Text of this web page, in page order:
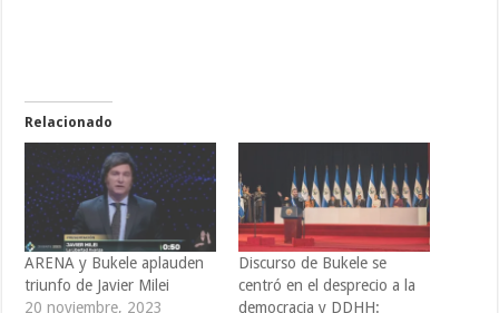
Relacionado
ARENA y Bukele aplauden
triunfo de Javier Milei
20 noviembre, 2023
Discurso de Bukele se
centró en el desprecio a la
democracia y DDHH: